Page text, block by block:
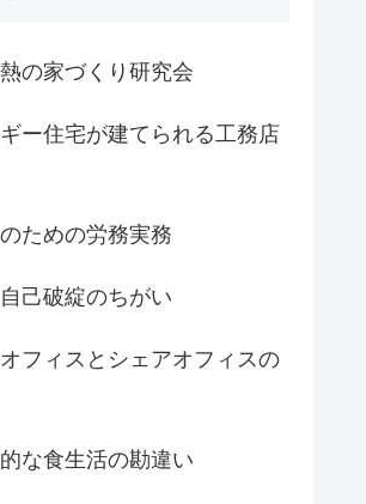
の家づくり研究会
ー住宅が建てられる工務店
ための労務実務
己破綻のちがい
フィスとシェアオフィスの
な食生活の勘違い